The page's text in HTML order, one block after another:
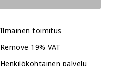
Ilmainen toimitus
Remove 19% VAT
Henkilökohtainen palvelu